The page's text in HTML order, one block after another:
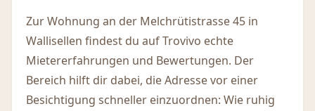
Zur Wohnung an der Melchrütistrasse 45 in
Wallisellen findest du auf Trovivo echte
Mietererfahrungen und Bewertungen. Der
Bereich hilft dir dabei, die Adresse vor einer
Besichtigung schneller einzuordnen: Wie ruhig